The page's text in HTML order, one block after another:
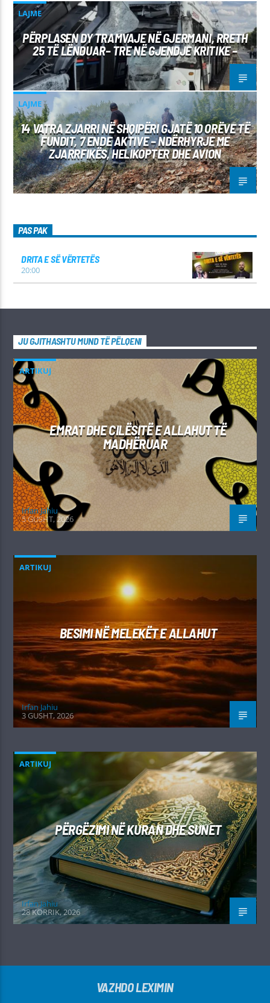
LAJME
PËRPLASEN DY TRAMVAJE NË GJERMANI, RRETH
25 TË LËNDUAR– TRE NË GJENDJE KRITIKE –
LAJME
14 VATRA ZJARRI NË SHQIPËRI GJATË 10 ORËVE TË
FUNDIT, 7 ENDE AKTIVE – NDËRHYRJE ME
ZJARRFIKËS, HELIKOPTER DHE AVION
PAS PAK
DRITA E SË VËRTETËS
20:00
JU GJITHASHTU MUND TË PËLQENI
ARTIKUJ
EMRAT DHE CILËSITË E ALLAHUT TË
MADHËRUAR
Irfan Jahiu
5 GUSHT, 2026
ARTIKUJ
BESIMI NË MELEKËT E ALLAHUT
Irfan Jahiu
3 GUSHT, 2026
ARTIKUJ
PËRGËZIMI NË KURAN DHE SUNET
Irfan Jahiu
28 KORRIK, 2026
VAZHDO LEXIMIN